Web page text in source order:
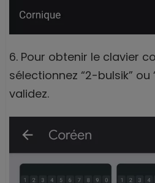
6. Pour obtenir le clavier
sélectionnez “2-bulsik” ou
validez.